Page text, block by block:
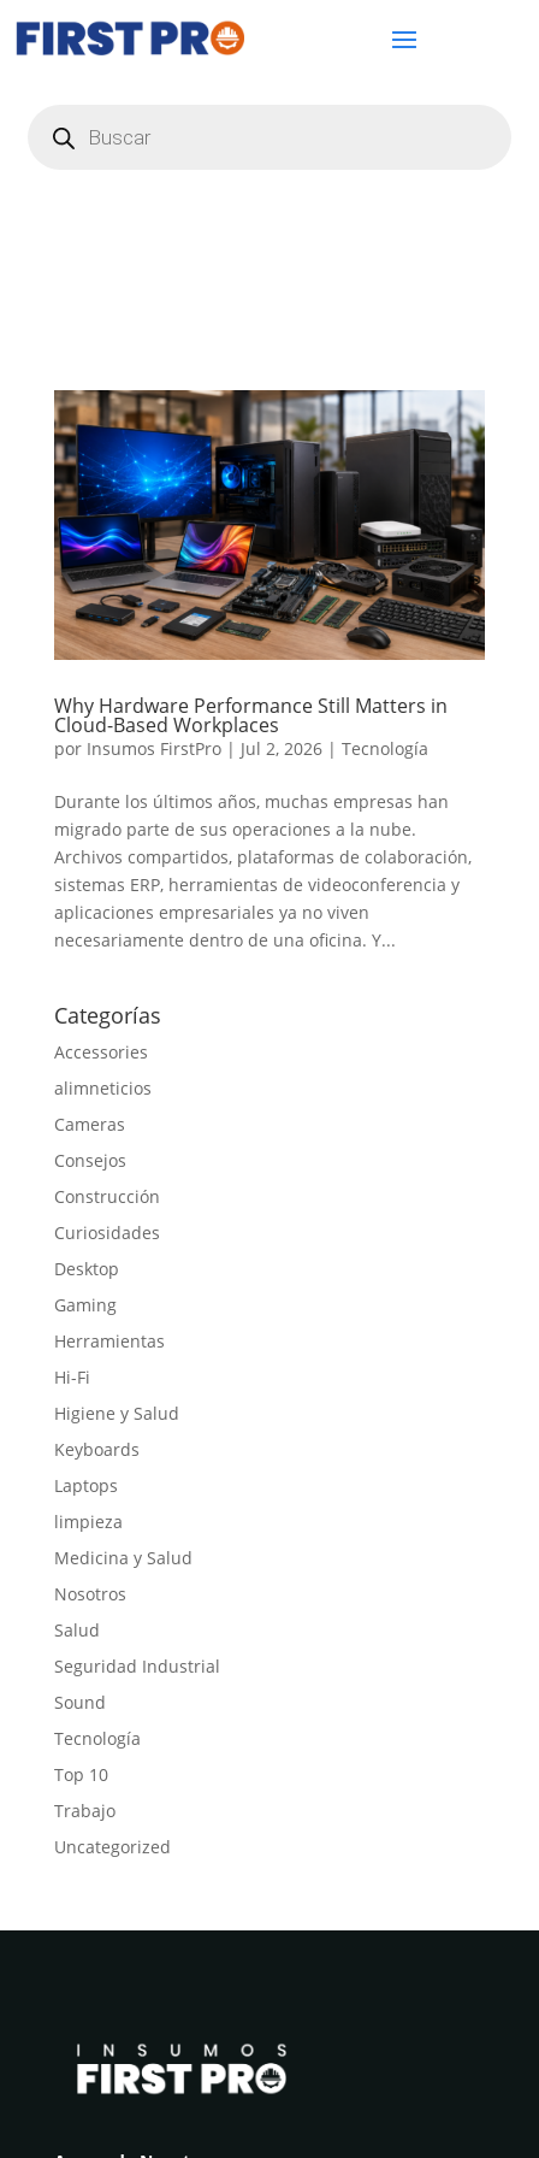
productos
Why Hardware Performance Still Matters in
Cloud-Based Workplaces
por Insumos FirstPro| Jul 2, 2026| Tecnología
Durante los últimos años, muchas empresas han
migrado parte de sus operaciones a la nube.
Archivos compartidos, plataformas de colaboración,
sistemas ERP, herramientas de videoconferencia y
aplicaciones empresariales ya no viven
necesariamente dentro de una oficina. Y...
Categorías
Accessories
alimneticios
Cameras
Consejos
Construcción
Curiosidades
Desktop
Gaming
Herramientas
Hi-Fi
Higiene y Salud
Keyboards
Laptops
limpieza
Medicina y Salud
Nosotros
Salud
Seguridad Industrial
Sound
Tecnología
Top 10
Trabajo
Uncategorized